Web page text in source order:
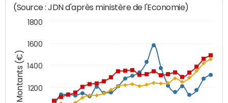
Montants (€)
(Source : JDN d'après ministère de l'Economie)
1200
1400
1600
1800